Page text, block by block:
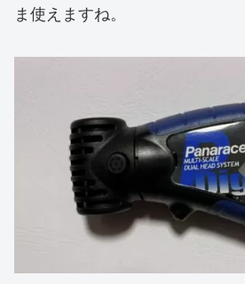
ま使えますね。